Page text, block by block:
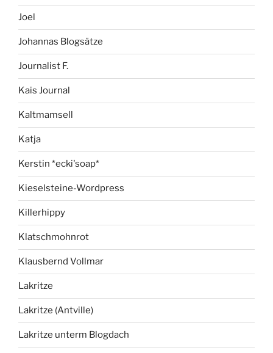
Joel
Johannas Blogsätze
Journalist F.
Kais Journal
Kaltmamsell
Katja
Kerstin *ecki'soap*
Kieselsteine-Wordpress
Killerhippy
Klatschmohnrot
Klausbernd Vollmar
Lakritze
Lakritze (Antville)
Lakritze unterm Blogdach